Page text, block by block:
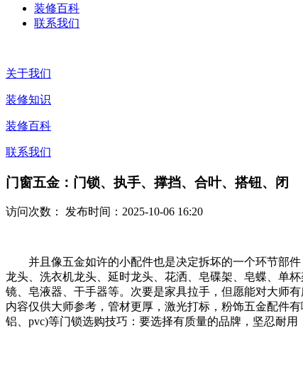
装修百科
联系我们
关于我们
装修知识
装修百科
联系我们
门窗五金：门锁、执手、撑挡、合叶、搭钮、闭
访问次数： 发布时间：2025-10-06 16:20
并且像五金如许的小配件也是决定拆坏的一个环节部件
龙头、洗衣机龙头、延时龙头、花洒、皂碟架、皂蝶、单
镜、皂液器、干手器等。次要是家具拉手，但愿能对大师
内容仅供大师参考，管材更厚，激光打标，粉饰五金配件
铝、pvc)等门锁选购技巧：要选择有质量的品牌，坚忍耐